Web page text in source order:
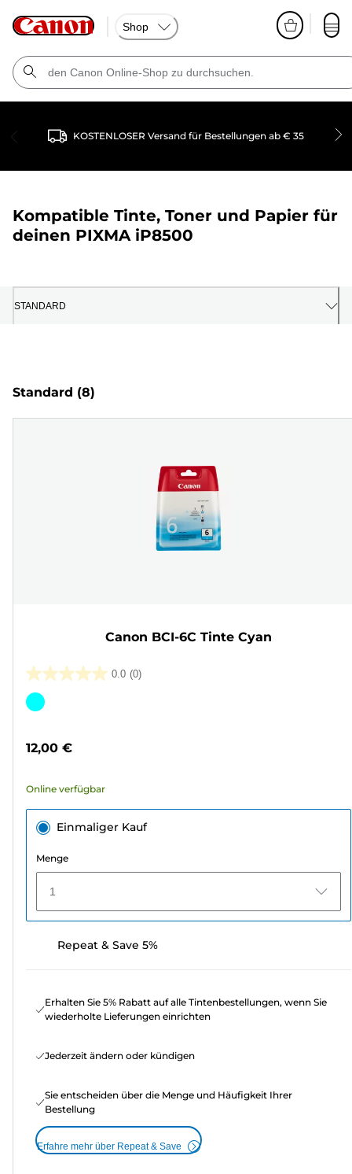
Shop
KOSTENLOSER Versand für Bestellungen ab € 35
Kompatible Tinte, Toner und Papier für
deinen PIXMA iP8500
STANDARD
Standard (8)
Canon BCI-6C Tinte Cyan
0.0 (0)
0.0
von
Farbpatrone
12,00 €
Online verfügbar
Einmaliger Kauf
Menge
1
Repeat & Save 5%
Erhalten Sie 5% Rabatt auf alle Tintenbestellungen, wenn Sie
wiederholte Lieferungen einrichten
Jederzeit ändern oder kündigen
Sie entscheiden über die Menge und Häufigkeit Ihrer
Bestellung
Erfahre mehr über Repeat & Save